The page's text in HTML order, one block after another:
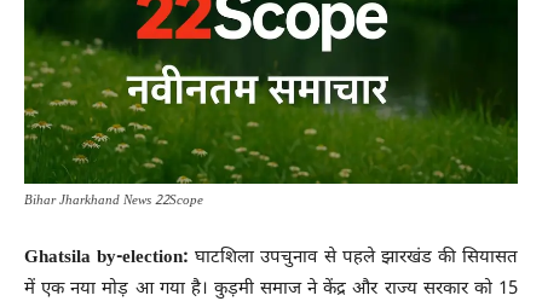
Bihar Jharkhand News 22Scope
Ghatsila by-election: घाटशिला उपचुनाव से पहले झारखंड की सियासत
में एक नया मोड़ आ गया है। कुड़मी समाज ने केंद्र और राज्य सरकार को 15